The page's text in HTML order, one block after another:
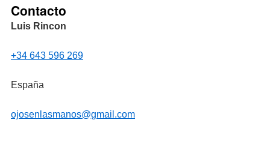
Contacto
Luis Rincon
+34 643 596 269
España
ojosenlasmanos@gmail.com